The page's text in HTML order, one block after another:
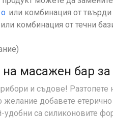
или комбинация от твърди
или комбинация от течни
масажен бар за
и съдове! Разтопете
желание добавете
са силиконовите